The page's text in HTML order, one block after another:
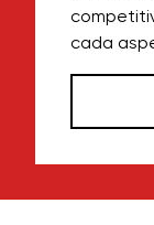
cada